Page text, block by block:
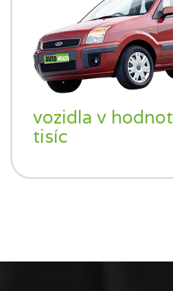
vozidla v
tisíc